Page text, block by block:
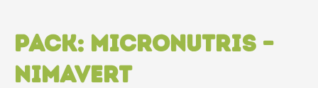
Pack: Micronutris –
Nimavert